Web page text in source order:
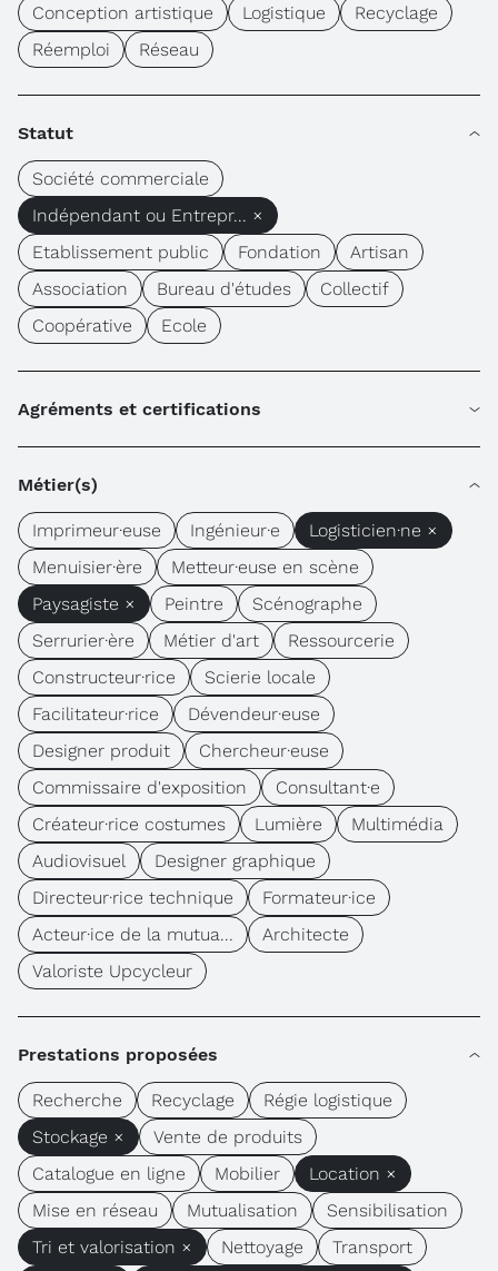
Conception artistique
Logistique
Recyclage
Réemploi
Réseau
Statut
Société commerciale
Indépendant ou Entrepr... ×
Etablissement public
Fondation
Artisan
Association
Bureau d'études
Collectif
Coopérative
Ecole
Agréments et certifications
Métier(s)
Imprimeur·euse Ingénieur·e
Logisticien·ne ×
Menuisier·ère
Metteur·euse en scène
Paysagiste ×
Peintre
Scénographe
Serrurier·ère
Métier d'art
Ressourcerie
Constructeur·rice
Scierie locale
Facilitateur·rice
Dévendeur·euse
Designer produit
Chercheur·euse
Commissaire d'exposition
Consultant·e
Créateur·rice costumes
Lumière
Multimédia
Audiovisuel
Designer graphique
Directeur·rice technique
Formateur·ice
Acteur·ice de la mutua...
Architecte
Valoriste Upcycleur
Prestations proposées
Recherche Recyclage
Régie logistique
Stockage ×
Vente de produits
Catalogue en ligne
Mobilier
Location ×
Mise en réseau
Mutualisation
Sensibilisation
Tri et valorisation ×
Nettoyage Transport